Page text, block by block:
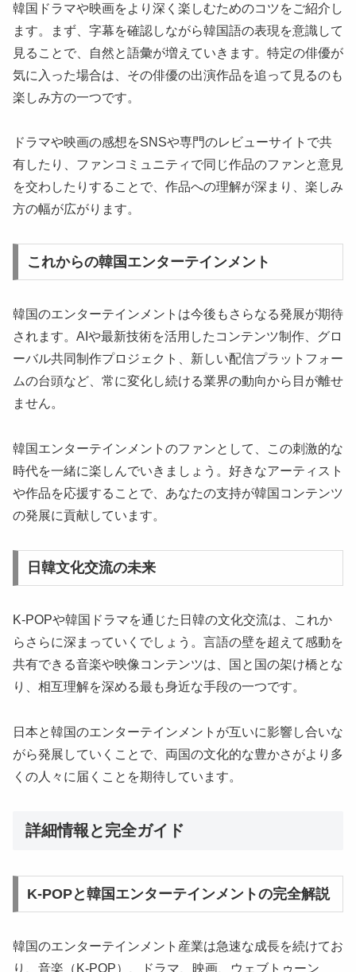
韓国ドラマや映画をより深く楽しむためのコツをご紹介し
ます。まず、字幕を確認しながら韓国語の表現を意識して
見ることで、自然と語彙が増えていきます。特定の俳優が
気に入った場合は、その俳優の出演作品を追って見るのも
楽しみ方の一つです。
ドラマや映画の感想をSNSや専門のレビューサイトで共
有したり、ファンコミュニティで同じ作品のファンと意見
を交わしたりすることで、作品への理解が深まり、楽しみ
方の幅が広がります。
これからの韓国エンターテインメント
韓国のエンターテインメントは今後もさらなる発展が期待
されます。AIや最新技術を活用したコンテンツ制作、グロ
ーバル共同制作プロジェクト、新しい配信プラットフォー
ムの台頭など、常に変化し続ける業界の動向から目が離せ
ません。
韓国エンターテインメントのファンとして、この刺激的な
時代を一緒に楽しんでいきましょう。好きなアーティスト
や作品を応援することで、あなたの支持が韓国コンテンツ
の発展に貢献しています。
日韓文化交流の未来
K-POPや韓国ドラマを通じた日韓の文化交流は、これか
らさらに深まっていくでしょう。言語の壁を超えて感動を
共有できる音楽や映像コンテンツは、国と国の架け橋とな
り、相互理解を深める最も身近な手段の一つです。
日本と韓国のエンターテインメントが互いに影響し合いな
がら発展していくことで、両国の文化的な豊かさがより多
くの人々に届くことを期待しています。
詳細情報と完全ガイド
K-POPと韓国エンターテインメントの完全解説
韓国のエンターテインメント産業は急速な成長を続けてお
り、音楽（K-POP）、ドラマ、映画、ウェブトゥーン